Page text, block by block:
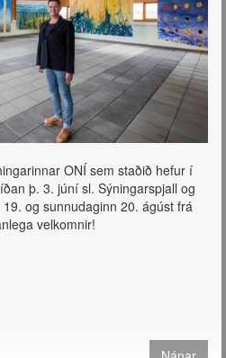
ONÍ sem staðið hefur í
þ. 3. júní sl. Sýningarspjall og
og sunnudaginn 20. ágúst frá
velkomnir!